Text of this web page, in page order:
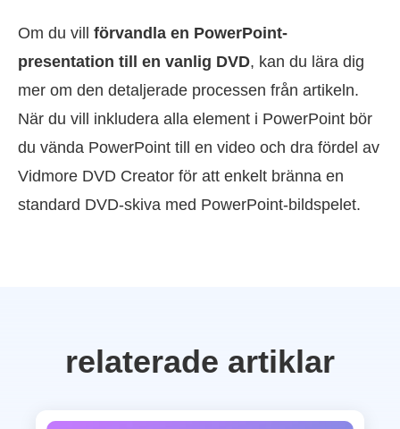
Om du vill förvandla en PowerPoint-
presentation till en vanlig DVD, kan du lära dig
mer om den detaljerade processen från artikeln.
När du vill inkludera alla element i PowerPoint bör
du vända PowerPoint till en video och dra fördel av
Vidmore DVD Creator för att enkelt bränna en
standard DVD-skiva med PowerPoint-bildspelet.
relaterade artiklar